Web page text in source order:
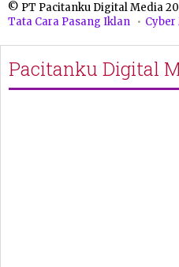
© PT Pacitanku Digital Media
Tata Cara Pasang Iklan
Pacitanku Digital